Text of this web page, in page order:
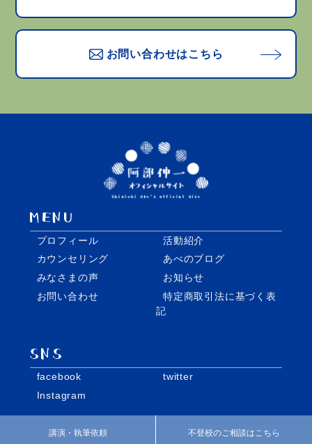
講演・執筆依頼 不登校のご相談はこちら
お問い合わせはこちら
プロフィール
活動紹介
カウンセリング
あべのブログ
みなさまの声
お知らせ
お問い合わせ
特定商取引法に基づく表
記
facebook
twitter
Instagram